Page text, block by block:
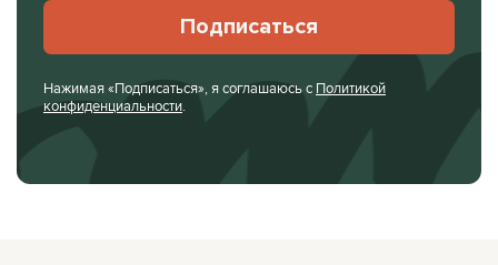
Подписаться
Нажимая «Подписаться», я соглашаюсь с Политикой
конфиденциальности.